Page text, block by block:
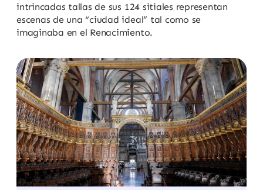
intrincadas tallas de sus 124 sitiales representan
escenas de una “ciudad ideal” tal como se
imaginaba en el Renacimiento.